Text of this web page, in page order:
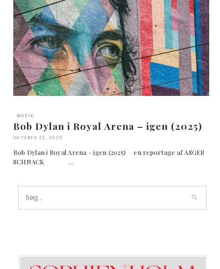
MUSIK
Bob Dylan i Royal Arena – igen (2025)
OKTOBER 22, 2025
Bob Dylan i Royal Arena – igen (2025) en reportage af ASGER
SCHNACK …